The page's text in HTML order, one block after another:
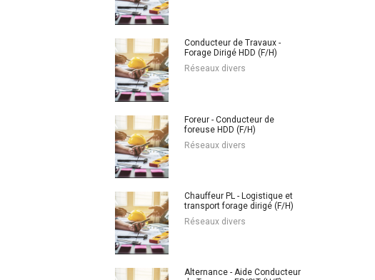
Conducteur de Travaux -
Forage Dirigé HDD (F/H)
Réseaux divers
Foreur - Conducteur de
foreuse HDD (F/H)
Réseaux divers
Chauffeur PL - Logistique et
transport forage dirigé (F/H)
Réseaux divers
Alternance - Aide Conducteur